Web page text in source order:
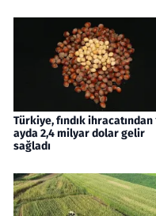
Türkiye, fındık ihracatından
ayda 2,4 milyar dolar gelir
sağladı